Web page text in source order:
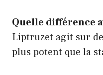
Quelle différence
Liptruzet agit sur
plus potent que la